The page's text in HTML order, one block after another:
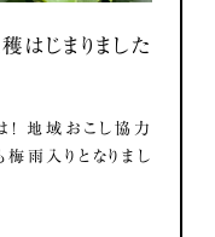
はじまりました
地域おこし協力
入りとなりまし